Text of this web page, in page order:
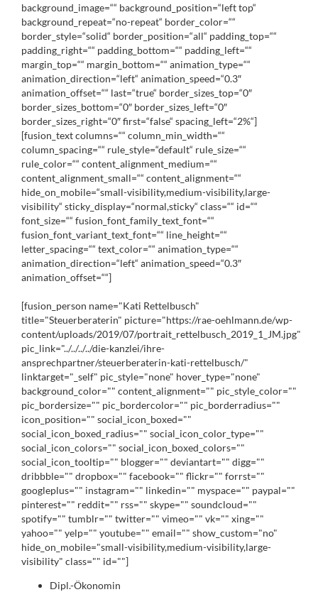
background_image=““ background_position=“left top“
background_repeat=“no-repeat“ border_color=““
border_style=“solid“ border_position=“all“ padding_top=““
padding_right=““ padding_bottom=““ padding_left=““
margin_top=““ margin_bottom=““ animation_type=““
animation_direction=“left“ animation_speed=“0.3″
animation_offset=““ last=“true“ border_sizes_top=“0″
border_sizes_bottom=“0″ border_sizes_left=“0″
border_sizes_right=“0″ first=“false“ spacing_left=“2%“]
[fusion_text columns=““ column_min_width=““
column_spacing=““ rule_style=“default“ rule_size=““
rule_color=““ content_alignment_medium=““
content_alignment_small=““ content_alignment=““
hide_on_mobile=“small-visibility,medium-visibility,large-
visibility“ sticky_display=“normal,sticky“ class=““ id=““
font_size=““ fusion_font_family_text_font=““
fusion_font_variant_text_font=““ line_height=““
letter_spacing=““ text_color=““ animation_type=““
animation_direction=“left“ animation_speed=“0.3″
animation_offset=““]
[fusion_person name="Kati Rettelbusch"
title="Steuerberaterin" picture="https://rae-oehlmann.de/wp-
content/uploads/2019/07/portrait_rettelbusch_2019_1_JM.jpg"
pic_link="../../../../die-kanzlei/ihre-
ansprechpartner/steuerberaterin-kati-rettelbusch/"
linktarget="_self" pic_style="none" hover_type="none"
background_color="" content_alignment="" pic_style_color=""
pic_bordersize="" pic_bordercolor="" pic_borderradius=""
icon_position="" social_icon_boxed=""
social_icon_boxed_radius="" social_icon_color_type=""
social_icon_colors="" social_icon_boxed_colors=""
social_icon_tooltip="" blogger="" deviantart="" digg=""
dribbble="" dropbox="" facebook="" flickr="" forrst=""
googleplus="" instagram="" linkedin="" myspace="" paypal=""
pinterest="" reddit="" rss="" skype="" soundcloud=""
spotify="" tumblr="" twitter="" vimeo="" vk="" xing=""
yahoo="" yelp="" youtube="" email="" show_custom="no"
hide_on_mobile="small-visibility,medium-visibility,large-
visibility" class="" id=""]
Dipl.-Ökonomin